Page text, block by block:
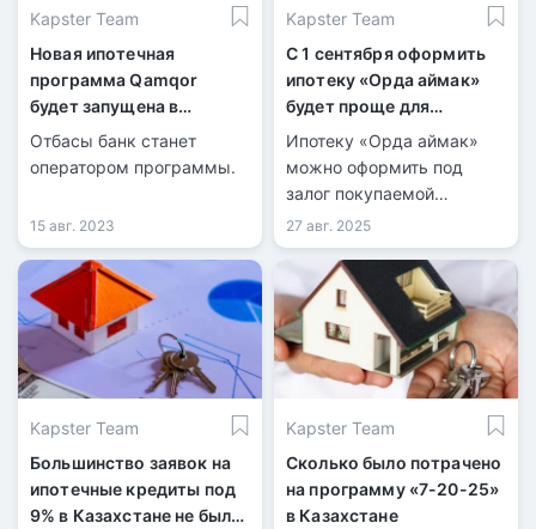
Kapster Team
Новая ипотечная
программа Qamqor
будет запущена в
Шымкенте
Отбасы банк станет
оператором программы.
15 авг. 2023
Kapster Team
С 1 сентября оформить
ипотеку «Орда аймак»
будет проще для
казахстанцев
Ипотеку «Орда аймак»
можно оформить под
залог покупаемой
строящейся квартиры —
без дополнительного
имущества.
27 авг. 2025
Kapster Team
Большинство заявок на
ипотечные кредиты под
9% в Казахстане не были
Kapster Team
Сколько было потрачено
на программу «7-20-25»
в Казахстане